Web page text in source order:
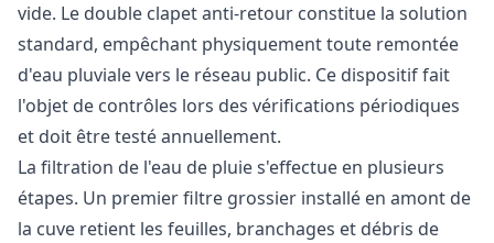
vide. Le double clapet anti-retour constitue la solution
standard, empêchant physiquement toute remontée
d'eau pluviale vers le réseau public. Ce dispositif fait
l'objet de contrôles lors des vérifications périodiques
et doit être testé annuellement.
La filtration de l'eau de pluie s'effectue en plusieurs
étapes. Un premier filtre grossier installé en amont de
la cuve retient les feuilles, branchages et débris de